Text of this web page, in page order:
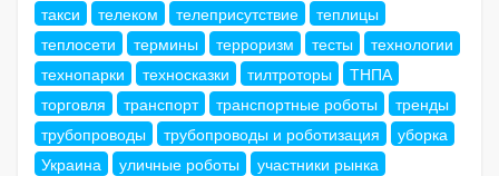
такси
телеком телеприсутствие
теплицы
теплосети
термины терроризм тесты
технологии
технопарки
техносказки тилтроторы
ТНПА
торговля
транспорт транспортные роботы
тренды
трубопроводы
трубопроводы и роботизация
уборка
Украина
уличные роботы
участники рынка